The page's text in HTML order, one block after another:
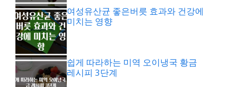
여성유산균 좋은버릇 효과와 건강에
미치는 영향
쉽게 따라하는 미역 오이냉국 황금
레시피 3단계